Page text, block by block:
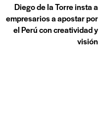
Diego de la Torre insta a
empresarios a apostar por
el Perú con creatividad y
visión